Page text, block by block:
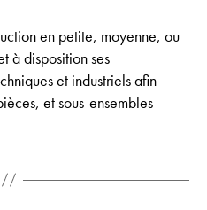
en petite, moyenne, ou
à disposition ses
et industriels afin
et sous-ensembles